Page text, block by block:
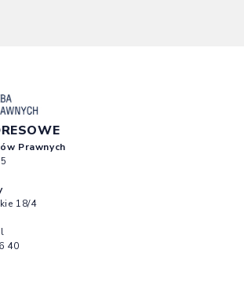
Prawnych
18/4
40